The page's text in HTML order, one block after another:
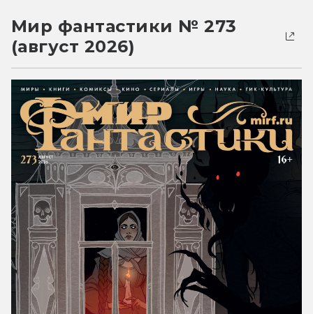
Мир фантастики № 273
(август 2026)